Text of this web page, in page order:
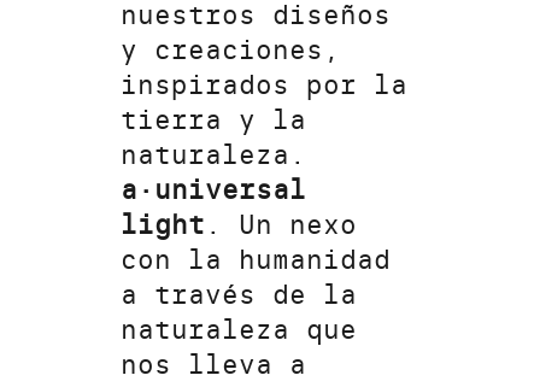
nuestros diseños
y creaciones,
inspirados por la
tierra y la
naturaleza.
a·universal
light . Un nexo
con la humanidad
a través de la
naturaleza que
nos lleva a